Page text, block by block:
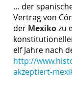
… der
Vertrag von
der Mexikozu
elf Jahre nach
http://
akzeptiert-